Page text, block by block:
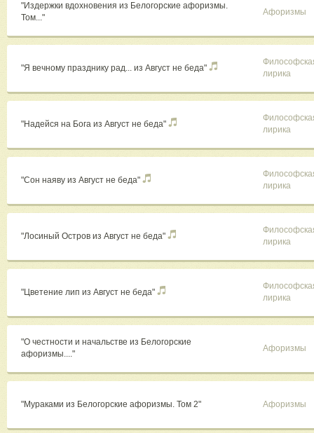
"Издержки вдохновения из Белогорские афоризмы.
Том..."
Афоризмы
"Я вечному празднику рад... из Август не беда"
лирика
"Надейся на Бога из Август не беда"
лирика
"Сон наяву из Август не беда"
лирика
"Лосиный Остров из Август не беда"
лирика
"Цветение лип из Август не беда"
лирика
"О честности и начальстве из Белогорские
афоризмы...."
Афоризмы
"Мураками из Белогорские афоризмы. Том 2" Афоризмы